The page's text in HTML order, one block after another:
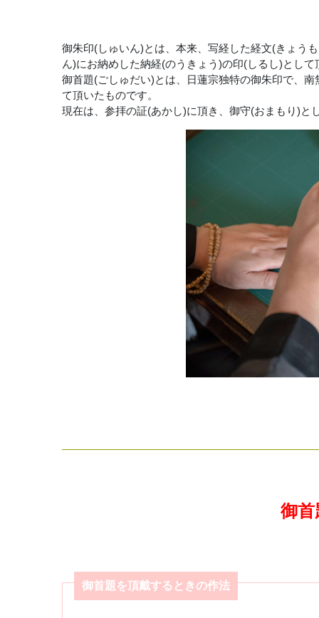
御朱印(しゅいん)とは、本来、写経した経文(きょう
ん)にお納めした納経(のうきょう)の印(しるし)とし
御首題(ごしゅだい)とは、日蓮宗独特の御朱印で、
て頂いたものです。
現在は、参拝の証(あかし)に頂き、御守(おまもり)と
御首
御首題を頂戴するときの作法